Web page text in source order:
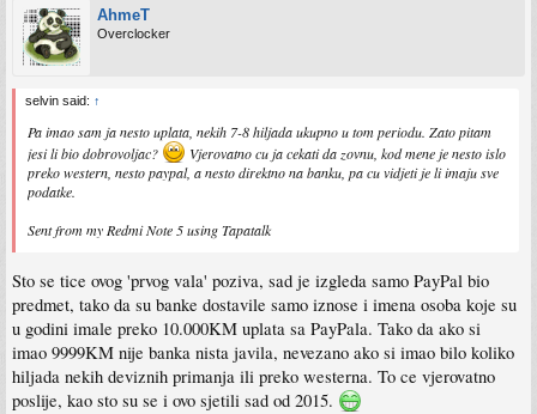
AhmeT
Overclocker
selvin said: ↑
Pa imao sam ja nesto uplata, nekih 7-8 hiljada ukupno u tom periodu. Zato pitam
jesi li bio dobrovoljac?
Vjerovatno cu ja cekati da zovnu, kod mene je nesto islo
preko western, nesto paypal, a nesto direktno na banku, pa cu vidjeti je li imaju sve
podatke.
Sent from my Redmi Note 5 using Tapatalk
Sto se tice ovog 'prvog vala' poziva, sad je izgleda samo PayPal bio
predmet, tako da su banke dostavile samo iznose i imena osoba koje su
u godini imale preko 10.000KM uplata sa PayPala. Tako da ako si
imao 9999KM nije banka nista javila, nevezano ako si imao bilo koliko
hiljada nekih deviznih primanja ili preko westerna. To ce vjerovatno
poslije, kao sto su se i ovo sjetili sad od 2015.